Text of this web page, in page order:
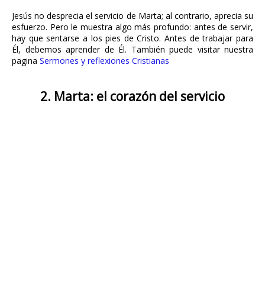
Jesús no desprecia el servicio de Marta; al contrario, aprecia su
esfuerzo. Pero le muestra algo más profundo: antes de servir,
hay que sentarse a los pies de Cristo. Antes de trabajar para
Él, debemos aprender de Él. También puede visitar nuestra
pagina Sermones y reflexiones Cristianas
2. Marta: el corazón del servicio